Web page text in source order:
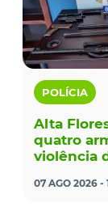
POLÍCIA
Alta
quatro
violência
07 AGO 2026 -